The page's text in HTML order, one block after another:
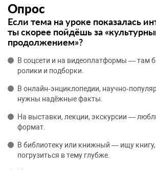
Опрос
Если тема на уроке показалась
ты скорее пойдёшь за
продолжением»?
В соцсети и на видеоплатформы — там
ролики и подборки.
В онлайн‑энциклопедии,
нужны надёжные факты.
На выставки, лекции, экскурсии —
формат.
В библиотеку или книжный — ищу
погрузиться в тему глубже.